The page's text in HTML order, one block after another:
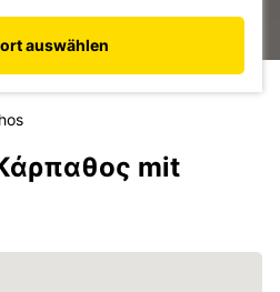
auswählen
mit